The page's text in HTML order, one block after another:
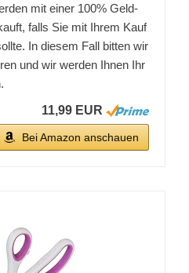
mit einer 100% Geld-
falls Sie mit Ihrem Kauf
In diesem Fall bitten wir
und wir werden Ihnen Ihr
11,99 EUR
Bei Amazon anschauen